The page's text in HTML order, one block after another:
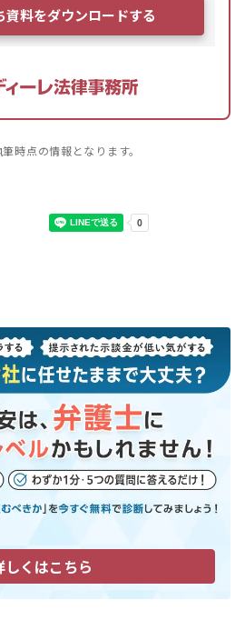
資料をダウンロードする
時点の情報となります。
しくはこちら